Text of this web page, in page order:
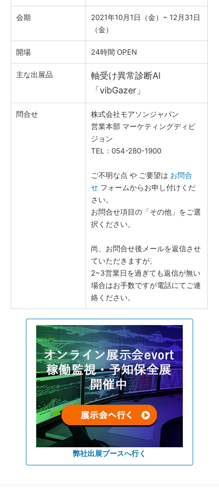
会期
2021年10月1日（金）~ 12月31日
（金）
開場 24時間 OPEN
主な出展品
軸受け異常診断AI
「vibGazer」
問合せ
株式会社モアソンジャパン
営業本部 マーケティングディビ
ジョン
TEL：054-280-1900
ご不明な点 や ご要望は お問合
せ フォームからお申し付けくだ
さい。
お問合せ項目の「その他」をご選
択ください。
尚、お問合せ後メールを返信させ
ていただきますが、
2~3営業日を過ぎても返信が無い
場合はお手数ですが電話にてご連
絡ください。
弊社出展ブースへ行く